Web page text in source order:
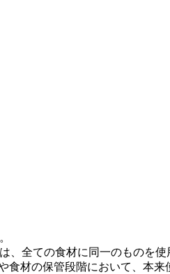
、全ての食材に同一のものを
材の保管段階において、本